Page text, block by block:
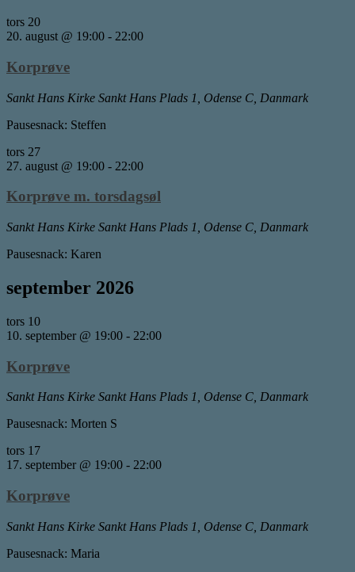
tors 20
20. august @ 19:00 - 22:00
Korprøve
Sankt Hans Kirke Sankt Hans Plads 1, Odense C, Danmark
Pausesnack: Steffen
tors 27
27. august @ 19:00 - 22:00
Korprøve m. torsdagsøl
Sankt Hans Kirke Sankt Hans Plads 1, Odense C, Danmark
Pausesnack: Karen
september 2026
tors 10
10. september @ 19:00 - 22:00
Korprøve
Sankt Hans Kirke Sankt Hans Plads 1, Odense C, Danmark
Pausesnack: Morten S
tors 17
17. september @ 19:00 - 22:00
Korprøve
Sankt Hans Kirke Sankt Hans Plads 1, Odense C, Danmark
Pausesnack: Maria